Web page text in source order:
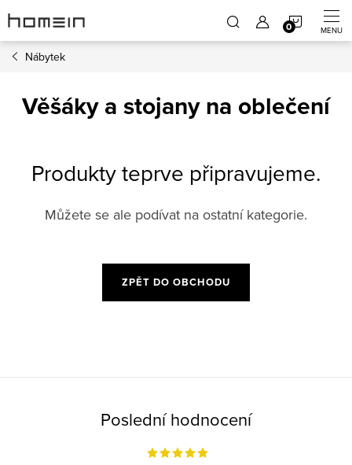
na
obsah
Nábytek
Věšáky a stojany na oblečení
Produkty teprve připravujeme.
Můžete se ale podívat na ostatní kategorie.
ZPĚT DO OBCHODU
Poslední hodnocení